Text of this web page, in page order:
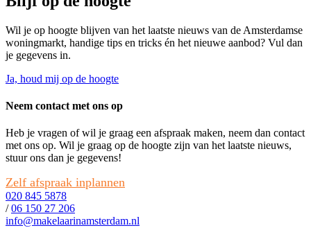
Wil je op hoogte blijven van het laatste nieuws van de Amsterdamse
woningmarkt, handige tips en tricks én het nieuwe aanbod? Vul dan
je gegevens in.
Ja, houd mij op de hoogte
Neem contact met ons op
Heb je vragen of wil je graag een afspraak maken, neem dan contact
met ons op. Wil je graag op de hoogte zijn van het laatste nieuws,
stuur ons dan je gegevens!
Zelf afspraak inplannen
020 845 5878
/ 06 150 27 206
info@makelaarinamsterdam.nl